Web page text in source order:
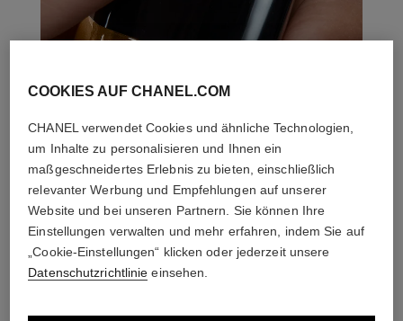
COOKIES AUF CHANEL.COM
CHANEL verwendet Cookies und ähnliche Technologien,
um Inhalte zu personalisieren und Ihnen ein
maßgeschneidertes Erlebnis zu bieten, einschließlich
relevanter Werbung und Empfehlungen auf unserer
Website und bei unseren Partnern. Sie können Ihre
Einstellungen verwalten und mehr erfahren, indem Sie auf
„Cookie-Einstellungen“ klicken oder jederzeit unsere
Datenschutzrichtlinie einsehen.